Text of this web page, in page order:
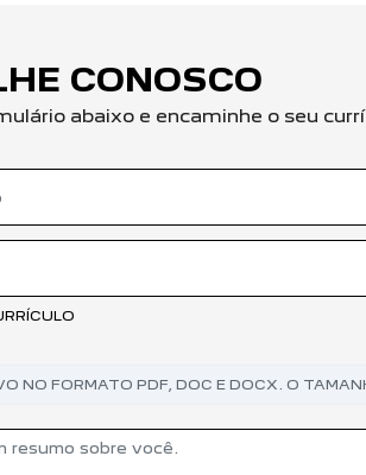
CONOSCO
abaixo e encaminhe o seu
NO FORMATO PDF, DOC E DOCX. O